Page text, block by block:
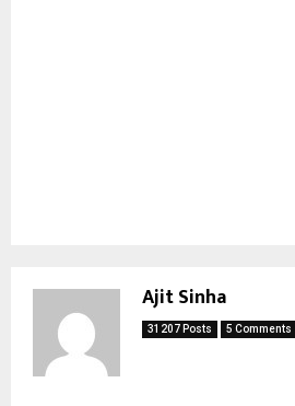
Ajit Sinha
31207 Posts 5 Comments